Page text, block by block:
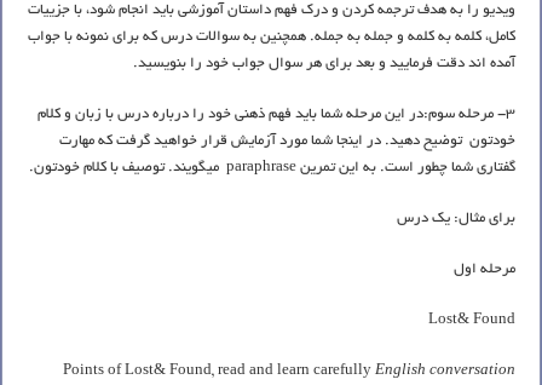
ويديو را به هدف ترجمه كردن و درك فهم داستان آموزشی باید انجام شود، با جزييات
کامل، کلمه به كلمه و جمله به جمله. همچنین به سوالات درس که برای نمونه با جواب
آمده اند دقت فرمایید و بعد برای هر سوال جواب خود را بنویسید.
3- مرحله سوم:در اين مرحله شما بايد فهم ذهني خود را درباره درس با زبان و كلام
خودتون توضيح دهيد. در اينجا شما مورد آزمايش قرار خواهيد گرفت كه مهارت
گفتاري شما چطور است. به اين تمرين paraphrase ميگويند. توصيف با كلام خودتون.
برای مثال: یک درس
مرحله اول
Lost& Found
Points of Lost& Found, read and learn carefully English conversation